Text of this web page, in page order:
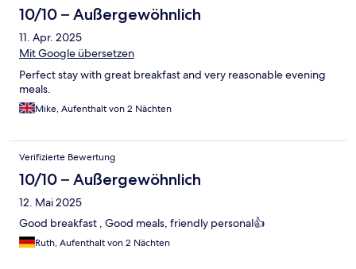
10/10 – Außergewöhnlich
11. Apr. 2025
Mit Google übersetzen
Perfect stay with great breakfast and very reasonable evening
meals.
Mike, Aufenthalt von 2 Nächten
Verifizierte Bewertung
10/10 – Außergewöhnlich
12. Mai 2025
Good breakfast , Good meals, friendly personal👍
Ruth, Aufenthalt von 2 Nächten